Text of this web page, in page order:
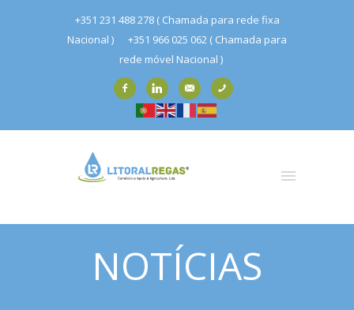
+351 231 488 278 ( Chamada para rede fixa
Nacional )
+351 966 025 062 ( Chamada para
rede móvel Nacional )
NOTÍCIAS